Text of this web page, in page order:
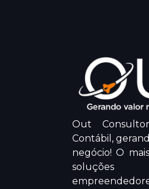
Out
Contábil,
negócio! O